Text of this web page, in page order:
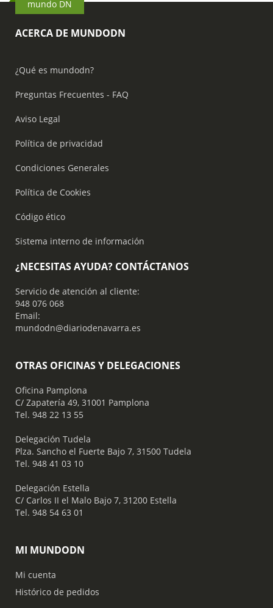
mundo DN
ACERCA DE MUNDODN
¿Qué es mundodn?
Preguntas Frecuentes - FAQ
Aviso Legal
Política de privacidad
Condiciones Generales
Política de Cookies
Código ético
Sistema interno de información
¿NECESITAS AYUDA? CONTÁCTANOS
Servicio de atención al cliente:
948 076 068
Email:
mundodn@diariodenavarra.es
OTRAS OFICINAS Y DELEGACIONES
Oficina Pamplona
C/ Zapatería 49, 31001 Pamplona
Tel. 948 22 13 55
​ Delegación Tudela
Plza. Sancho el Fuerte Bajo 7, 31500 Tudela
Tel. 948 41 03 10
​ Delegación Estella
C/ Carlos II el Malo Bajo 7, 31200 Estella
Tel. 948 54 63 01
MI MUNDODN
Mi cuenta
Histórico de pedidos